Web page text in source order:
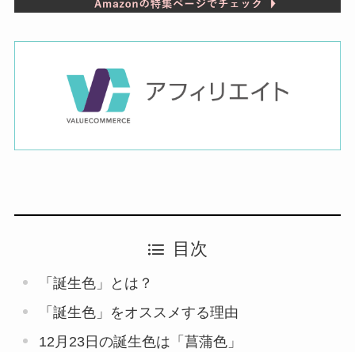
目次
「誕生色」とは？
「誕生色」をオススメする理由
12月23日の誕生色は「菖蒲色」